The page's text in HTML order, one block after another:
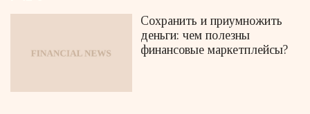
Сохранить и приумножить
деньги: чем полезны
финансовые маркетплейсы?